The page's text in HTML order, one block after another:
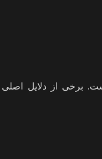
برخی از دلایل